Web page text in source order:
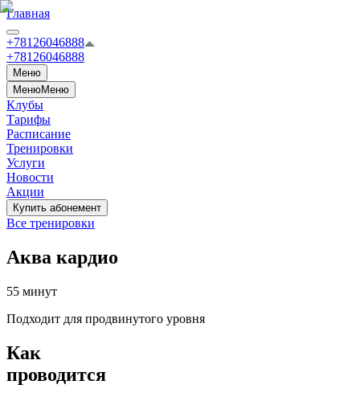
Главная
+78126046888
+78126046888
Меню
МенюМеню
Клубы
Тарифы
Расписание
Тренировки
Услуги
Новости
Акции
Купить абонемент
Все тренировки
Аква кардио
55 минут
Подходит для продвинутого уровня
Как
проводится